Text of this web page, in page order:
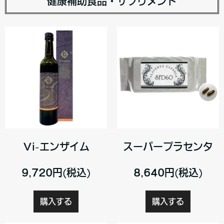
Vi-エンザイム
9,720円(税込)
購入する
スーパープラセンタ
8,640円(税込)
購入する